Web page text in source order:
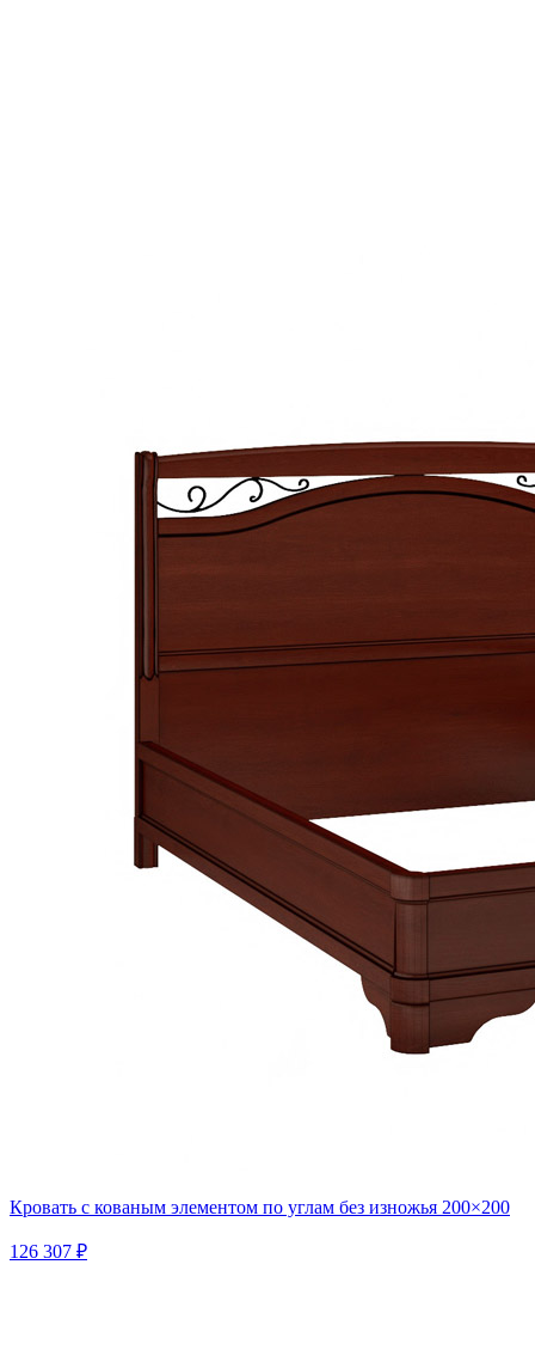
Кровать с кованым элементом по углам без изножья 200×200
126 307 ₽